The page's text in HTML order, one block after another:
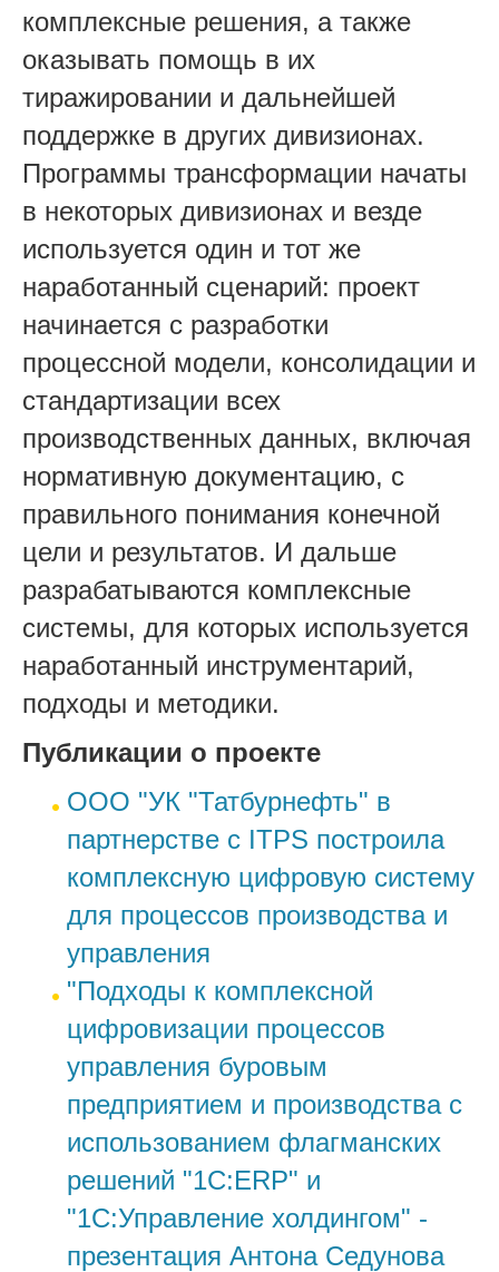
комплексные решения, а также
оказывать помощь в их
тиражировании и дальнейшей
поддержке в других дивизионах.
Программы трансформации начаты
в некоторых дивизионах и везде
используется один и тот же
наработанный сценарий: проект
начинается с разработки
процессной модели, консолидации и
стандартизации всех
производственных данных, включая
нормативную документацию, с
правильного понимания конечной
цели и результатов. И дальше
разрабатываются комплексные
системы, для которых используется
наработанный инструментарий,
подходы и методики.
Публикации о проекте
ООО "УК "Татбурнефть" в
партнерстве с ITPS построила
комплексную цифровую систему
для процессов производства и
управления
"Подходы к комплексной
цифровизации процессов
управления буровым
предприятием и производства с
использованием флагманских
решений "1С:ERP" и
"1С:Управление холдингом" -
презентация Антона Седунова